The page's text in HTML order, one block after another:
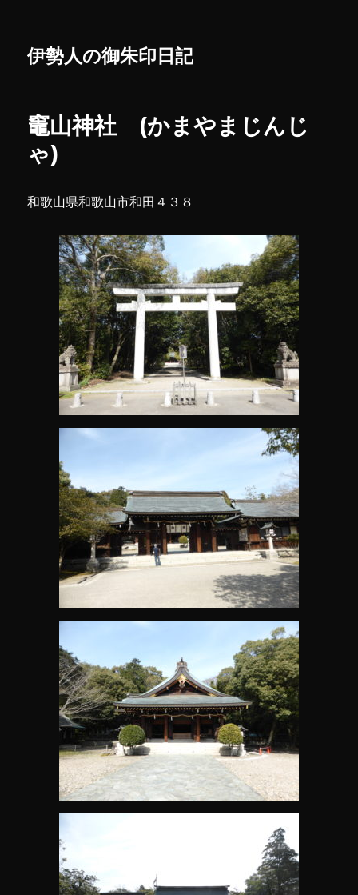
伊勢人の御朱印日記
竈山神社 (かまやまじんじ
ゃ)
和歌山県和歌山市和田４３８